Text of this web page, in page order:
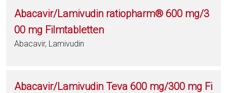
Abacavir/Lamivudin ratiopharm® 600 mg/3
00 mg Filmtabletten
Abacavir, Lamivudin
Abacavir/Lamivudin Teva 600 mg/300 mg Fi